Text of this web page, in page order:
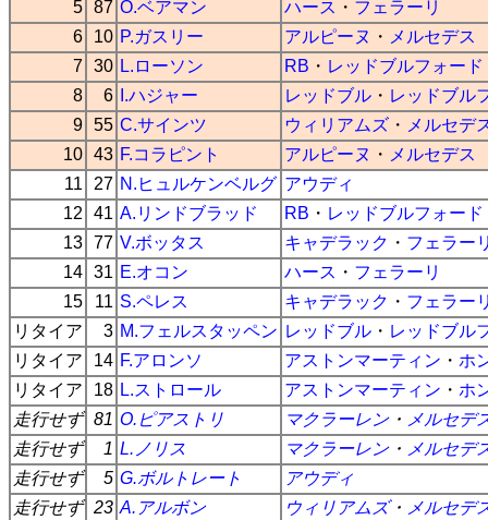
5 87 O.ベアマン ハース ・ フェラーリ
6
10 P.ガスリー アルピーヌ ・ メルセデス
7 30 L.ローソン RB ・ レッドブルフォード
8
6 I.ハジャー レッドブル ・ レッドブル
9 55 C.サインツ ウィリアムズ ・ メルセデ
10 43 F.コラピント アルピーヌ ・ メルセデス
11
27 N.ヒュルケンベルグ アウディ
12
41 A.リンドブラッド RB ・ レッドブルフォード
13 77 V.ボッタス キャデラック ・ フェラー
14 31 E.オコン ハース ・ フェラーリ
15
11 S.ペレス キャデラック ・ フェラー
リタイア
3 M.フェルスタッペン レッドブル ・ レッドブル
リタイア
14 F.アロンソ アストンマーティン ・ ホ
リタイア
18 L.ストロール アストンマーティン ・ ホ
走行せず 81 O.ピアストリ マクラーレン・ メルセデ
走行せず
1 L.ノリス マクラーレン・ メルセデ
走行せず
5 G.ボルトレート
アウディ
走行せず 23 A.アルボン ウィリアムズ・ メルセデ